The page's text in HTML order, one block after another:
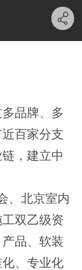
品牌、多
百家分支
，建立中
、北京室内
双乙级资
品、软装
、专业化